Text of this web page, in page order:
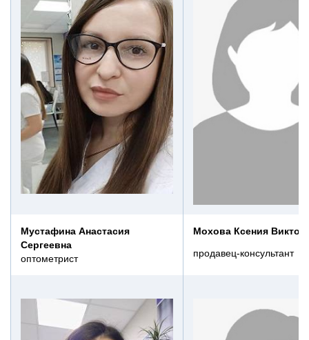
Мустафина Анастасия
Сергеевна
оптометрист
Мохова Ксения
продавец-консультант